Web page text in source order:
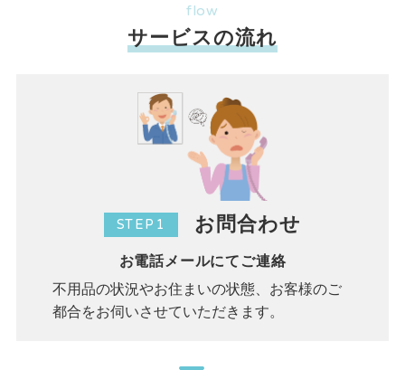
flow
サービスの流れ
STEP1 お問合わせ
お電話メールにてご連絡
不用品の状況やお住まいの状態、お客様のご
都合をお伺いさせていただきます。